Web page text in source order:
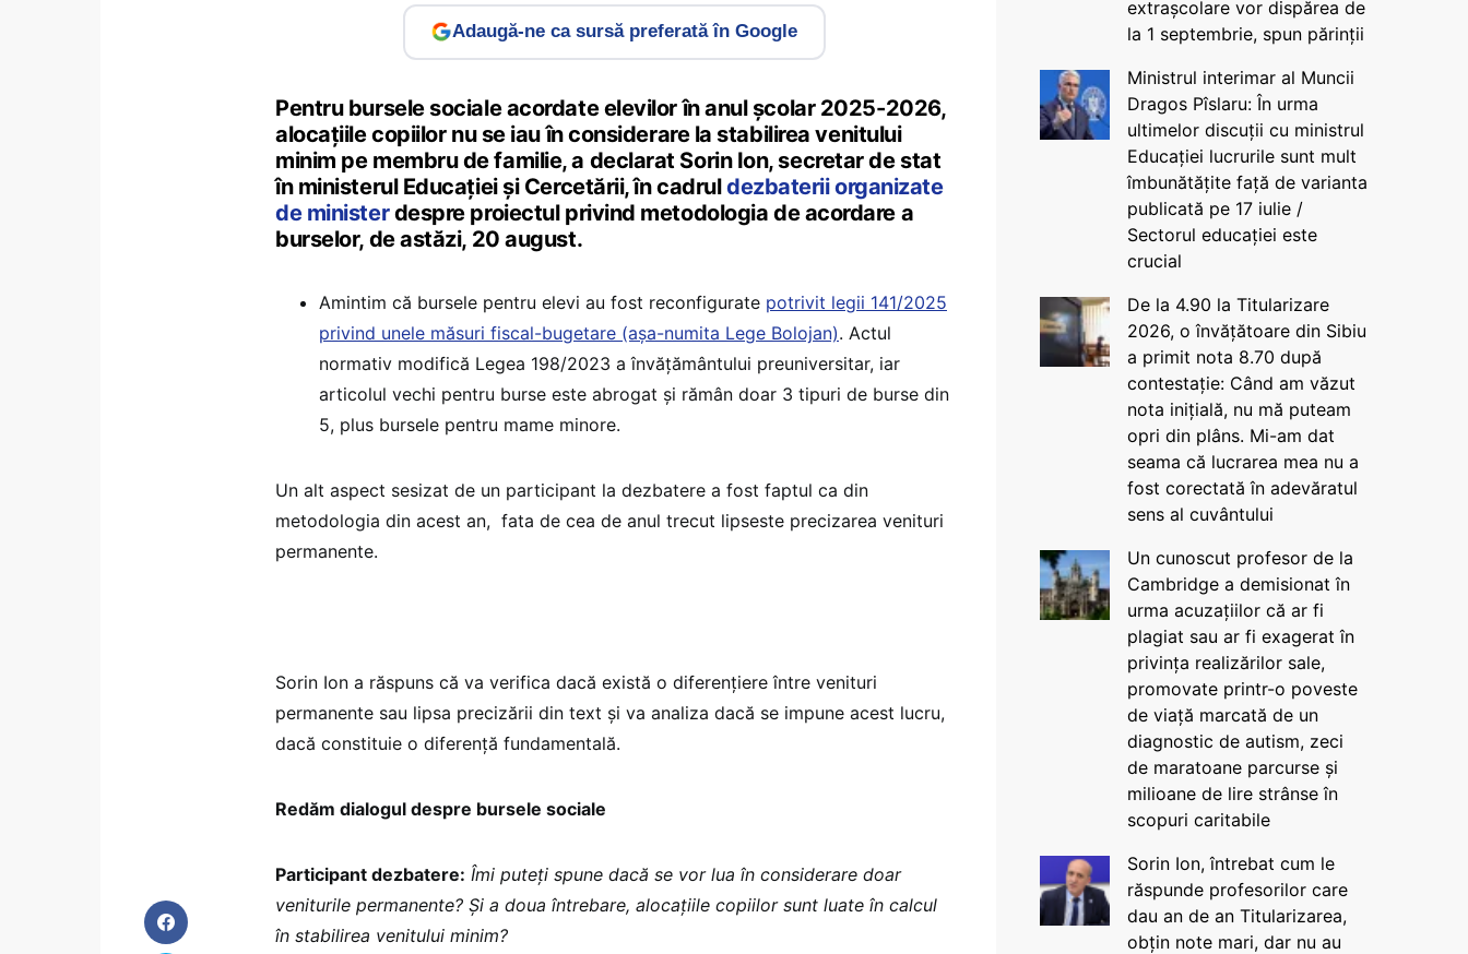
Adaugă-ne ca sursă preferată în Google
Pentru bursele sociale acordate elevilor în anul școlar 2025-2026,
alocațiile copiilor nu se iau în considerare la stabilirea venitului
minim pe membru de familie, a declarat Sorin Ion, secretar de stat
în ministerul Educației și Cercetării, în cadruldezbaterii organizate
de ministerdespre proiectul privind metodologia de acordare a
burselor, de astăzi, 20 august.
Amintim că bursele pentru elevi au fost reconfigurate potrivit legii 141/2025
privind unele măsuri fiscal-bugetare (așa-numita Lege Bolojan). Actul
normativ modifică Legea 198/2023 a învățământului preuniversitar, iar
articolul vechi pentru burse este abrogat și rămân doar 3 tipuri de burse din
5, plus bursele pentru mame minore.
Un alt aspect sesizat de un participant la dezbatere a fost faptul ca din
metodologia din acest an, fata de cea de anul trecut lipseste precizarea venituri
permanente.
Sorin Ion a răspuns că va verifica dacă există o diferențiere între venituri
permanente sau lipsa precizării din text și va analiza dacă se impune acest lucru,
dacă constituie o diferență fundamentală.
Redăm dialogul despre bursele sociale
Participant dezbatere: Îmi puteți spune dacă se vor lua în considerare doar
veniturile permanente? Și a doua întrebare, alocațiile copiilor sunt luate în calcul
în stabilirea venitului minim?
extrașcolare vor dispărea de
la 1 septembrie, spun părinții
Ministrul interimar al Muncii
Dragos Pîslaru: În urma
ultimelor discuții cu ministrul
Educației lucrurile sunt mult
îmbunătățite față de varianta
publicată pe 17 iulie /
Sectorul educației este
crucial
De la 4.90 la Titularizare
2026, o învățătoare din Sibiu
a primit nota 8.70 după
contestație: Când am văzut
nota inițială, nu mă puteam
opri din plâns. Mi-am dat
seama că lucrarea mea nu a
fost corectată în adevăratul
sens al cuvântului
Un cunoscut profesor de la
Cambridge a demisionat în
urma acuzațiilor că ar fi
plagiat sau ar fi exagerat în
privința realizărilor sale,
promovate printr-o poveste
de viață marcată de un
diagnostic de autism, zeci
de maratoane parcurse și
milioane de lire strânse în
scopuri caritabile
Sorin Ion, întrebat cum le
răspunde profesorilor care
dau an de an Titularizarea,
obțin note mari, dar nu au